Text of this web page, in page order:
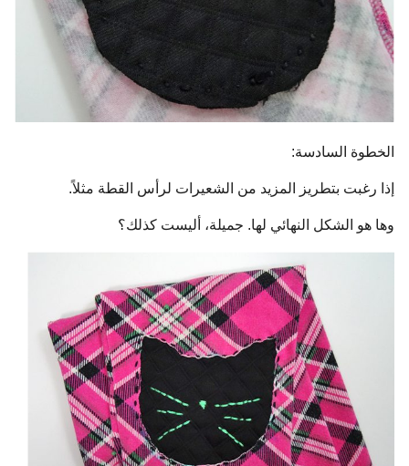
الخطوة السادسة:
إذا رغبت بتطريز المزيد من الشعيرات لرأس القطة مثلاً.
وها هو الشكل النهائي لها. جميلة، أليست كذلك؟